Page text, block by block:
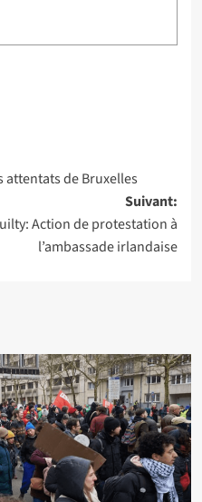
attentats de Bruxelles
Suivant:
Action de protestation à
l’ambassade irlandaise